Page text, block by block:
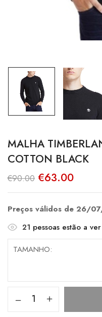
MALHA
COTTON BLACK
€90.00 O
preço
original
€90.00.
€63.00O
atual
Preços válidos de 26/
21 pessoas estão a
TAMANHO
Quantidade